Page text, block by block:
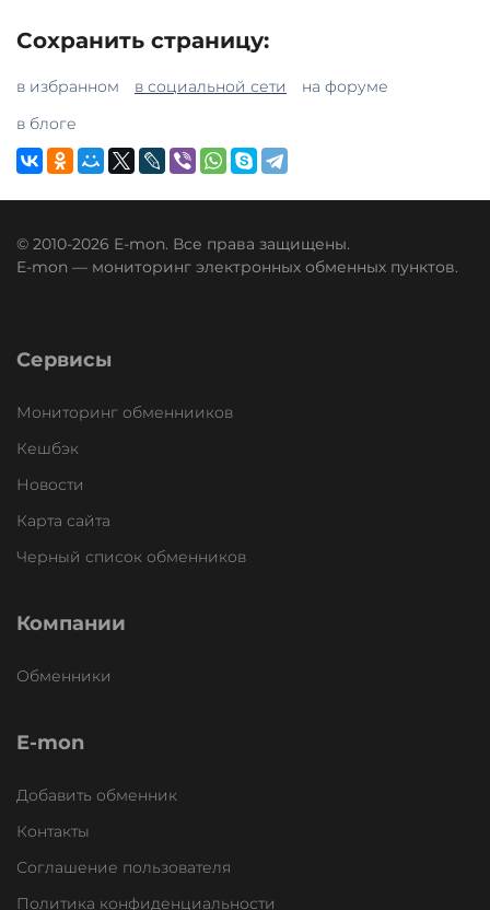
Сохранить страницу:
в избранном в социальной сети
на форуме
в блоге
© 2010-2026 E-mon. Все права защищены.
E-mon — мониторинг электронных обменных пунктов.
Сервисы
Мониторинг обменнииков
Кешбэк
Новости
Карта сайта
Черный список обменников
Компании
Обменники
E-mon
Добавить обменник
Контакты
Соглашение пользователя
Политика конфиденциальности